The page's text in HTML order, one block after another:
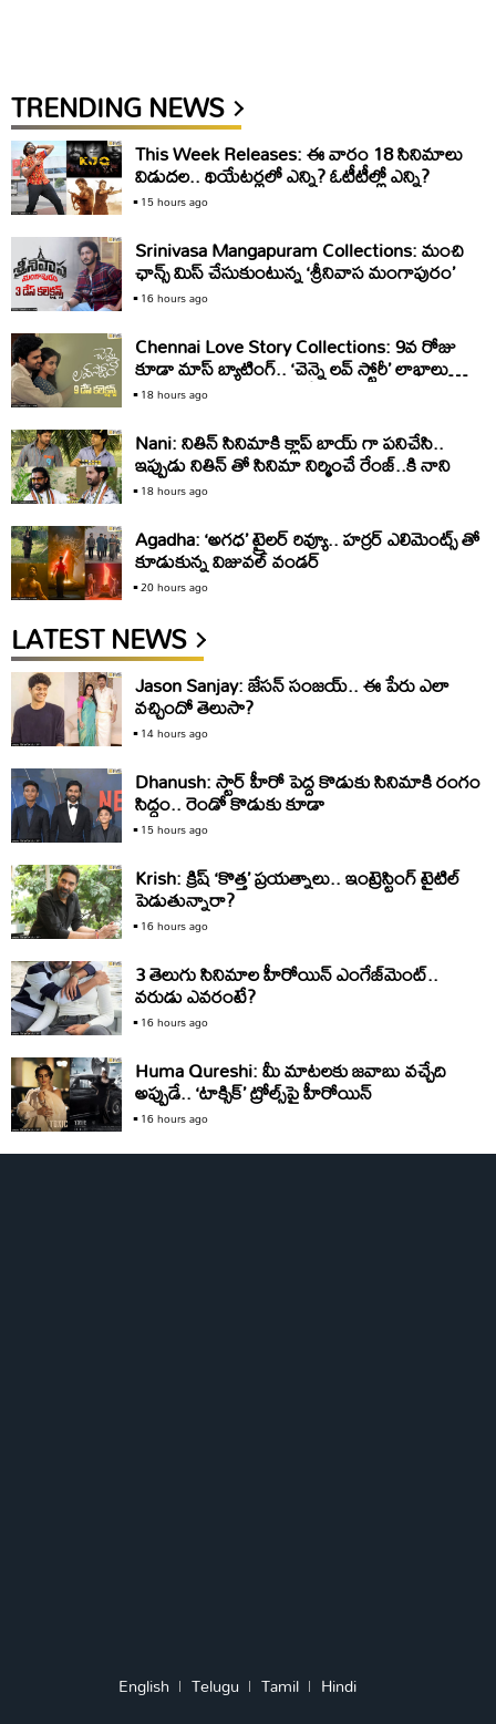
TRENDING NEWS
This Week Releases: ఈ వారం 18 సినిమాలు
విడుదల.. థియేటర్లలో ఎన్ని? ఓటీటీల్లో ఎన్ని?
15 hours ago
Srinivasa Mangapuram Collections: మంచి
ఛాన్స్ మిస్ చేసుకుంటున్న ‘శ్రీనివాస మంగాపురం’
16 hours ago
Chennai Love Story Collections: 9వ రోజు
కూడా మాస్ బ్యాటింగ్.. ‘చెన్నై లవ్ స్టోరీ’ లాభాలు
ఎంతో తెలుసా?
18 hours ago
Nani: నితిన్ సినిమాకి క్లాప్ బాయ్ గా పనిచేసి..
ఇప్పుడు నితిన్ తో సినిమా నిర్మించే రేంజ్..కి నాని
18 hours ago
Agadha: ‘అగధ’ ట్రైలర్ రివ్యూ.. హర్రర్ ఎలిమెంట్స్ తో
కూడుకున్న విజువల్ వండర్
20 hours ago
LATEST NEWS
Jason Sanjay: జేసన్‌ సంజయ్‌.. ఈ పేరు ఎలా
వచ్చిందో తెలుసా?
14 hours ago
Dhanush: స్టార్‌ హీరో పెద్ద కొడుకు సినిమాకి రంగం
సిద్ధం.. రెండో కొడుకు కూడా
15 hours ago
Krish: క్రిష్‌ ‘కొత్త’ ప్రయత్నాలు.. ఇంట్రెస్టింగ్‌ టైటిల్‌
పెడుతున్నారా?
16 hours ago
3 తెలుగు సినిమాల హీరోయిన్‌ ఎంగేజ్‌మెంట్‌..
వరుడు ఎవరంటే?
16 hours ago
Huma Qureshi: మీ మాటలకు జవాబు వచ్చేది
అప్పుడే.. ‘టాక్సిక్‌’ ట్రోల్స్‌పై హీరోయిన్‌
16 hours ago
English Telugu Tamil
Hindi